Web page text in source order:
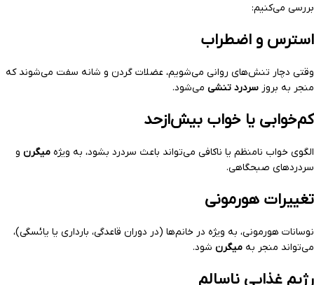
بررسی می‌کنیم:
استرس و اضطراب
وقتی دچار تنش‌های روانی می‌شویم، عضلات گردن و شانه سفت می‌شوند که
منجر به بروز سردرد تنشی می‌شود.
کم‌خوابی یا خواب بیش‌ازحد
الگوی خواب نامنظم یا ناکافی می‌تواند باعث سردرد بشود، به ویژه میگرن و
سردردهای صبحگاهی.
تغییرات هورمونی
نوسانات هورمونی، به ویژه در خانم‌ها (در دوران قاعدگی، بارداری یا یائسگی)،
می‌تواند منجر به میگرن شود.
رژیم غذایی ناسالم